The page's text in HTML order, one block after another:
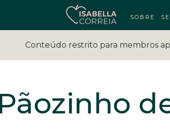
SOBRE
Conteúdo restrito para membros
Pãozinho